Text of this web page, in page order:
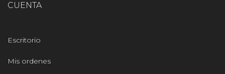
CUENTA
Escritorio
Mis ordenes